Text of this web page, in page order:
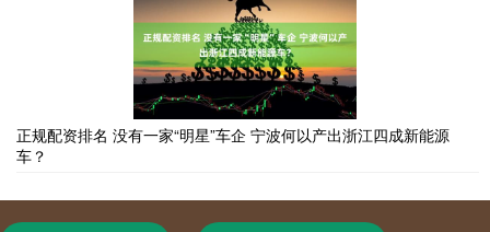
正规配资排名 没有一家“明星”车企 宁波何以产出浙江四成新能源
车？